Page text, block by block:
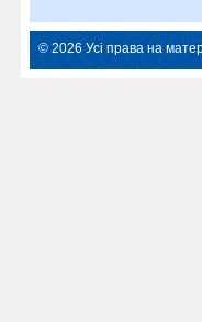
© 2026 Усі права на